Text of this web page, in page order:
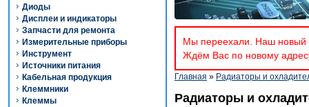
Диоды
Дисплеи и индикаторы
Запчасти для ремонта
Измерительные приборы
Инструмент
Источники питания
Кабельная продукция
Клеммники
Клеммы
Мы переехали. Наш новый
Ждём Вас по новому
Главная » Радиаторы и
Радиаторы и